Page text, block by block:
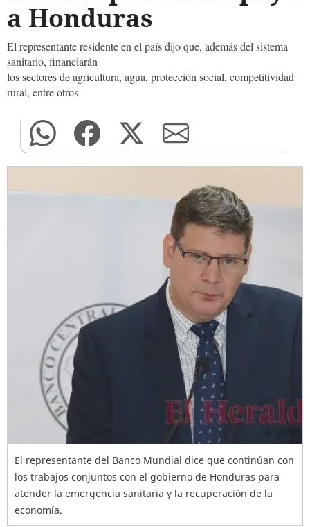
a Honduras
El representante residente en el país dijo que, además del sistema
sanitario, financiarán
los sectores de agricultura, agua, protección social, competitividad
rural, entre otros
El representante del Banco Mundial dice que continúan con
los trabajos conjuntos con el gobierno de Honduras para
atender la emergencia sanitaria y la recuperación de la
economía.